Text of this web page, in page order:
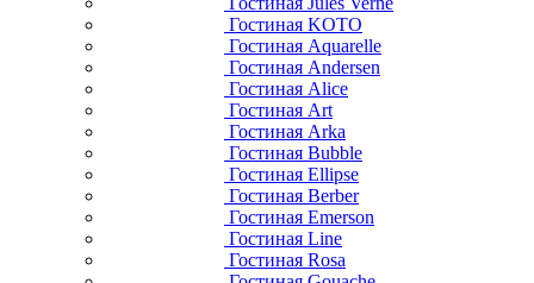
Гостиная KOTO
Гостиная Aquarelle
Гостиная Andersen
Гостиная Alice
Гостиная Art
Гостиная Arka
Гостиная Bubble
Гостиная Ellipse
Гостиная Berber
Гостиная Emerson
Гостиная Line
Гостиная Rosa